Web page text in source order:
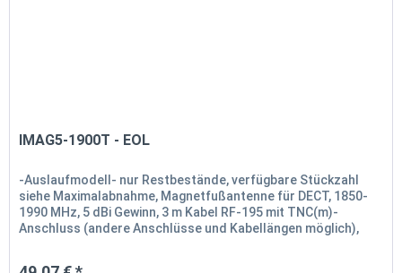
IMAG5-1900T - EOL
-Auslaufmodell- nur Restbestände, verfügbare Stückzahl
siehe Maximalabnahme, Magnetfußantenne für DECT, 1850-
1990 MHz, 5 dBi Gewinn, 3 m Kabel RF-195 mit TNC(m)-
Anschluss (andere Anschlüsse und Kabellängen möglich),